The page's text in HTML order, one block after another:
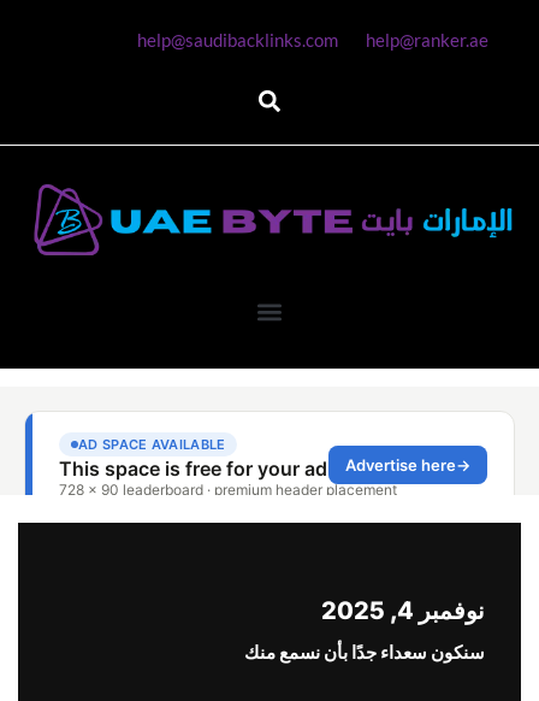
help@ranker.ae
help@saudibacklinks.com
نوفمبر 4, 2025
سنكون سعداء جدًا بأن نسمع منك